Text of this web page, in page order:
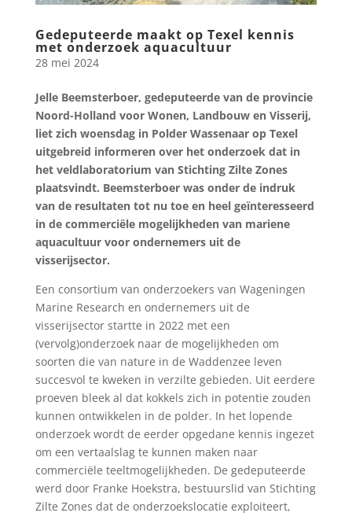
Gedeputeerde maakt op Texel kennis
met onderzoek aquacultuur
28 mei 2024
Jelle Beemsterboer, gedeputeerde van de provincie
Noord-Holland voor Wonen, Landbouw en Visserij,
liet zich woensdag in Polder Wassenaar op Texel
uitgebreid informeren over het onderzoek dat in
het veldlaboratorium van Stichting Zilte Zones
plaatsvindt. Beemsterboer was onder de indruk
van de resultaten tot nu toe en heel geïnteresseerd
in de commerciële mogelijkheden van mariene
aquacultuur voor ondernemers uit de
visserijsector.
Een consortium van onderzoekers van Wageningen
Marine Research en ondernemers uit de
visserijsector startte in 2022 met een
(vervolg)onderzoek naar de mogelijkheden om
soorten die van nature in de Waddenzee leven
succesvol te kweken in verzilte gebieden. Uit eerdere
proeven bleek al dat kokkels zich in potentie zouden
kunnen ontwikkelen in de polder. In het lopende
onderzoek wordt de eerder opgedane kennis ingezet
om een vertaalslag te kunnen maken naar
commerciële teeltmogelijkheden. De gedeputeerde
werd door Franke Hoekstra, bestuurslid van Stichting
Zilte Zones dat de onderzoekslocatie exploiteert,